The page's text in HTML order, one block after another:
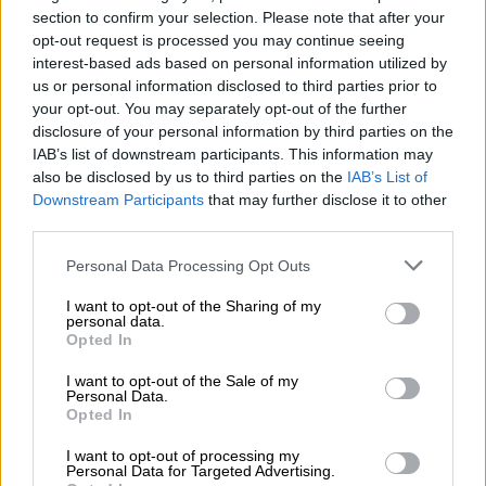
section to confirm your selection. Please note that after your
opt-out request is processed you may continue seeing
interest-based ads based on personal information utilized by
us or personal information disclosed to third parties prior to
your opt-out. You may separately opt-out of the further
disclosure of your personal information by third parties on the
IAB’s list of downstream participants. This information may
also be disclosed by us to third parties on the IAB’s List of
Downstream Participants that may further disclose it to other
Personal Data Processing Opt Outs
I want to opt-out of the Sharing of my
personal data.
Opted In
I want to opt-out of the Sale of my
Personal Data.
Opted In
I want to opt-out of processing my
Personal Data for Targeted Advertising.
NOTICIAS MAS VISTAS
la futura Ley de Bienestar Animal
contempla multas por la cría
desmedida de perros, peleas de
gallos y circos con especies salvajes
El ministerio de Derechos Sociales, encabezado